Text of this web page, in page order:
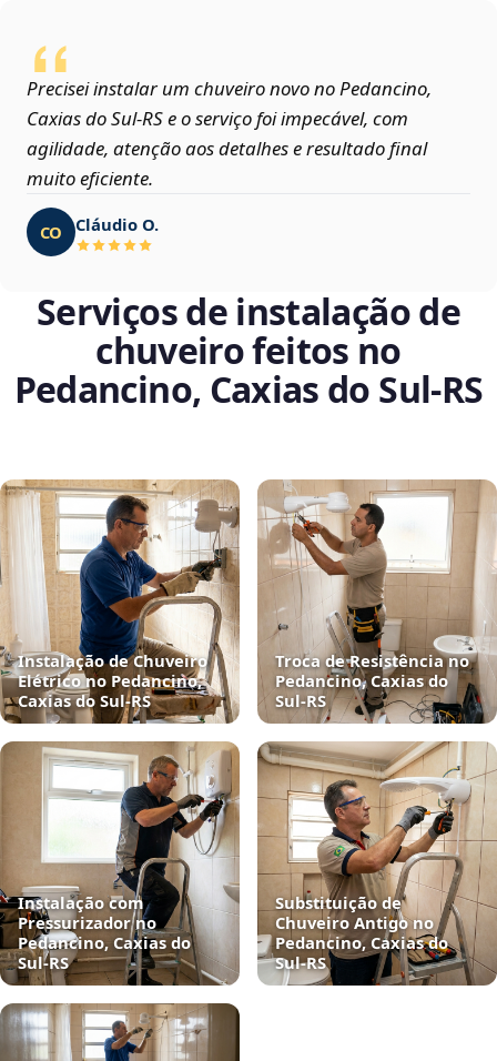
Precisei instalar um chuveiro novo no Pedancino,
Caxias do Sul‑RS e o serviço foi impecável, com
agilidade, atenção aos detalhes e resultado final
muito eficiente.
CO Cláudio O.
Serviços de instalação de
chuveiro feitos no
Pedancino, Caxias do Sul‑RS
Instalação de Chuveiro
Elétrico no Pedancino,
Caxias do Sul‑RS
Troca de Resistência no
Pedancino, Caxias do
Sul‑RS
Instalação com
Pressurizador no
Pedancino, Caxias do
Sul‑RS
Substituição de
Chuveiro Antigo no
Pedancino, Caxias do
Sul‑RS